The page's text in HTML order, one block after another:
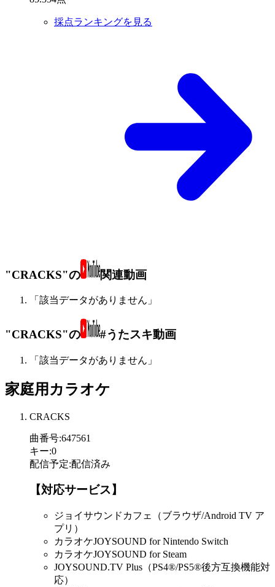
採点ランキングを見る
"CRACKS"の 関連動画
「該当データがありません」
"CRACKS"の #うたスキ動画
「該当データがありません」
家庭用カラオケ
CRACKS
曲番号:647561
キー:0
配信予定:配信済み
【対応サービス】
ジョイサウンドカフェ（ブラウザ/Android TV ア
プリ）
カラオケJOYSOUND for Nintendo Switch
カラオケJOYSOUND for Steam
JOYSOUND.TV Plus（PS4®/PS5®後方互換機能対
応）